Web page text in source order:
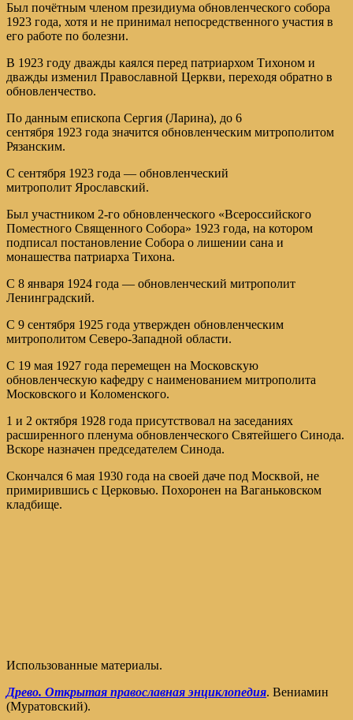
Был почётным членом президиума обновленческого собора
1923 года, хотя и не принимал непосредственного участия в
его работе по болезни.
В 1923 году дважды каялся перед патриархом Тихоном и
дважды изменил Православной Церкви, переходя обратно в
обновленчество.
По данным епископа Сергия (Ларина), до 6
сентября 1923 года значится обновленческим митрополитом
Рязанским.
С сентября 1923 года — обновленческий
митрополит Ярославский.
Был участником 2-го обновленческого «Всероссийского
Поместного Священного Собора» 1923 года, на котором
подписал постановление Собора о лишении сана и
монашества патриарха Тихона.
С 8 января 1924 года — обновленческий митрополит
Ленинградский.
С 9 сентября 1925 года утвержден обновленческим
митрополитом Северо-Западной области.
С 19 мая 1927 года перемещен на Московскую
обновленческую кафедру с наименованием митрополита
Московского и Коломенского.
1 и 2 октября 1928 года присутствовал на заседаниях
расширенного пленума обновленческого Святейшего Синода.
Вскоре назначен председателем Синода.
Скончался 6 мая 1930 года на своей даче под Москвой, не
примирившись с Церковью. Похоронен на Ваганьковском
кладбище.
Использованные материалы.
Древо. Открытая православная энциклопедия. Вениамин
(Муратовский).